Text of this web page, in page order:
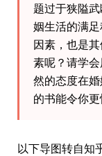
题过于狭隘
姻生活的满
因素，也是
素呢？请学
然的态度在
的书能令你更
以下导图转自知